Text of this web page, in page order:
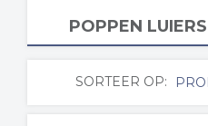
POPPEN
SORTEER OP: